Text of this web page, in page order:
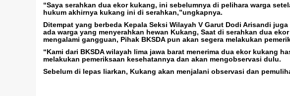
“Saya serahkan dua ekor kukang, ini sebelumnya di pelihara warga
hukum akhirnya kukang ini di serahkan,”ungkapnya.
Ditempat yang berbeda Kepala Seksi Wilayah V Garut Dodi Arisandi
ada warga yang menyerahkan hewan Kukang, Saat di serahkan dua
mengalami gangguan, Pihak BKSDA pun akan segera melakukan
“Kami dari BKSDA wilayah lima jawa barat menerima dua ekor kukang
melakukan pemeriksaan kesehatannya dan akan mengobservasi dulu.
Sebelum di lepas liarkan, Kukang akan menjalani observasi dan